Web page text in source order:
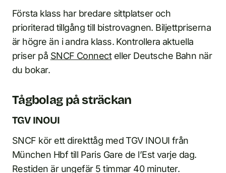
Första klass har bredare sittplatser och
prioriterad tillgång till bistrovagnen. Biljettpriserna
är högre än i andra klass. Kontrollera aktuella
priser på SNCF Connecteller Deutsche Bahn när
du bokar.
Tågbolag på sträckan
TGV INOUI
SNCF kör ett direkttåg med TGV INOUI från
München Hbf till Paris Gare de l’Est varje dag.
Restiden är ungefär 5 timmar 40 minuter.